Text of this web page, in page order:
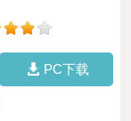
PC下载